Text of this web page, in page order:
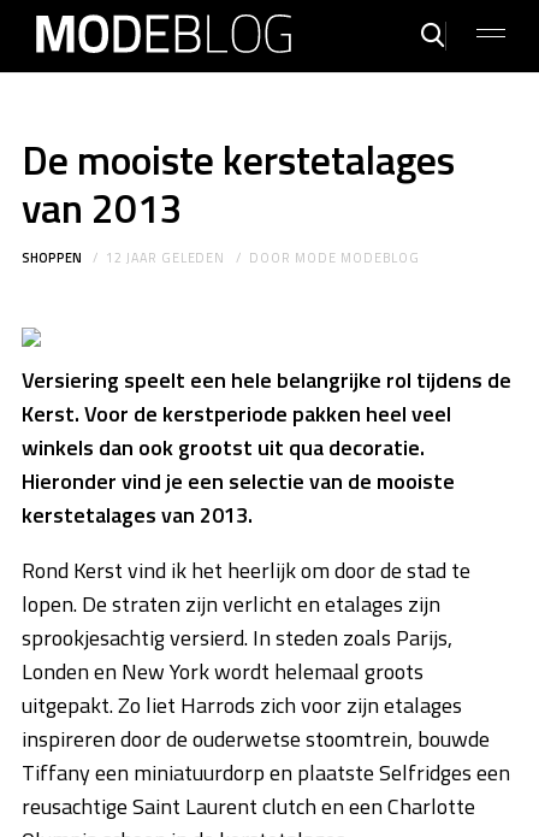
De mooiste kerstetalages
van 2013
SHOPPEN 12 JAAR GELEDEN DOOR MODE MODEBLOG
Versiering speelt een hele belangrijke rol tijdens de
Kerst. Voor de kerstperiode pakken heel veel
winkels dan ook grootst uit qua decoratie.
Hieronder vind je een selectie van de mooiste
kerstetalages van 2013.
Rond Kerst vind ik het heerlijk om door de stad te
lopen. De straten zijn verlicht en etalages zijn
sprookjesachtig versierd. In steden zoals Parijs,
Londen en New York wordt helemaal groots
uitgepakt. Zo liet Harrods zich voor zijn etalages
inspireren door de ouderwetse stoomtrein, bouwde
Tiffany een miniatuurdorp en plaatste Selfridges een
reusachtige Saint Laurent clutch en een Charlotte